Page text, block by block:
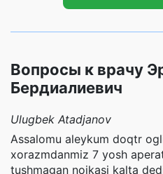
Вопросы к врачу
Бердиалиевич
Ulugbek Atadjanov
Assalomu aleykum doqtr
xorazmdanmiz 7 yosh
tushmagan nojkasi kalta